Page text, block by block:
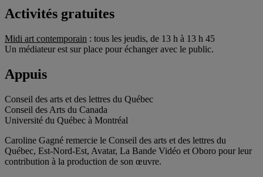
Activités gratuites
Midi art contemporain : tous les jeudis, de 13 h à 13 h 45
Un médiateur est sur place pour échanger avec le public.
Appuis
Conseil des arts et des lettres du Québec
Conseil des Arts du Canada
Université du Québec à Montréal
Caroline Gagné remercie le Conseil des arts et des lettres du
Québec, Est-Nord-Est, Avatar, La Bande Vidéo et Oboro pour leur
contribution à la production de son œuvre.